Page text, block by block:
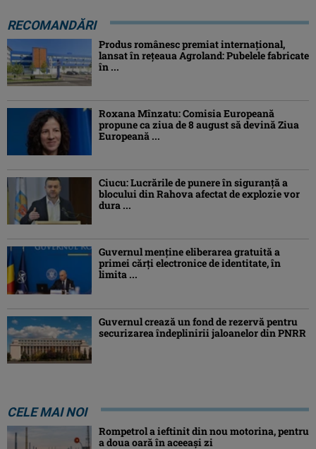
RECOMANDĂRI
Produs românesc premiat internațional,
lansat în rețeaua Agroland: Pubelele fabricate
în ...
Roxana Mînzatu: Comisia Europeană
propune ca ziua de 8 august să devină Ziua
Europeană ...
Ciucu: Lucrările de punere în siguranță a
blocului din Rahova afectat de explozie vor
dura ...
Guvernul menține eliberarea gratuită a
primei cărţi electronice de identitate, în
limita ...
Guvernul crează un fond de rezervă pentru
securizarea îndeplinirii jaloanelor din PNRR
CELE MAI NOI
Rompetrol a ieftinit din nou motorina, pentru
a doua oară în aceeași zi